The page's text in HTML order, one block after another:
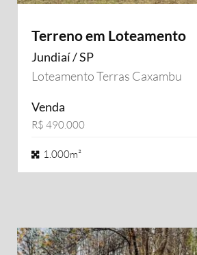
Terreno em Loteamento
Jundiaí / SP
Loteamento Terras Caxambu
Venda
R$ 490.000
1.000m²